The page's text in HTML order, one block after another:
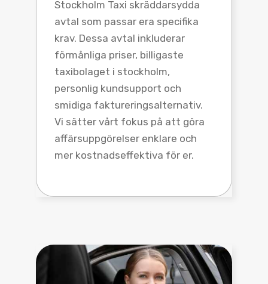
Stockholm Taxi skräddarsydda
avtal som passar era specifika
krav. Dessa avtal inkluderar
förmånliga priser, billigaste
taxibolaget i stockholm,
personlig kundsupport och
smidiga faktureringsalternativ.
Vi sätter vårt fokus på att göra
affärsuppgörelser enklare och
mer kostnadseffektiva för er.